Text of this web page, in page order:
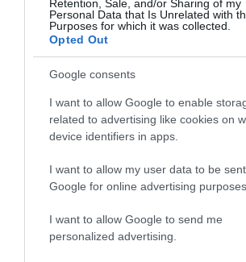
Retention, Sale, and/or Sharing of my
Personal Data that Is Unrelated with
Purposes for which it was collected.
Opted Out
Google consents
I want to allow Google to enable
related to advertising like cookies on
device identifiers in apps.
I want to allow my user data to be
Google for online advertising purposes.
I want to allow Google to send me
personalized advertising.
A bejegyzés megtekintése az